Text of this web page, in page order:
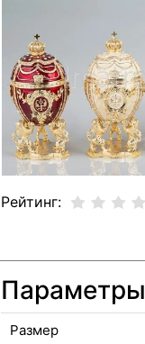
Рейтинг:
Параметры
Размер